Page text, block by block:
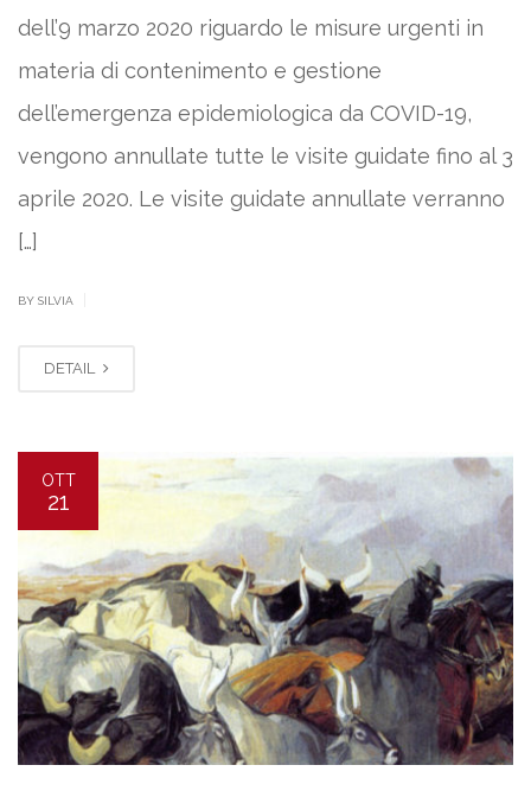
dell’9 marzo 2020 riguardo le misure urgenti in
materia di contenimento e gestione
dell’emergenza epidemiologica da COVID-19,
vengono annullate tutte le visite guidate fino al 3
aprile 2020. Le visite guidate annullate verranno
[…]
BY SILVIA
DETAIL
OTT
21